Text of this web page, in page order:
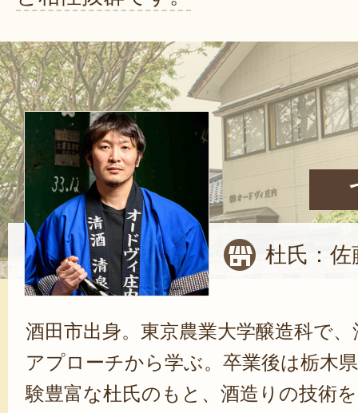
杜氏：佐
酒田市出身。東京農業大学醸造科で
アプローチから学ぶ。卒業後は栃木
験豊富な杜氏のもと、酒造りの技術